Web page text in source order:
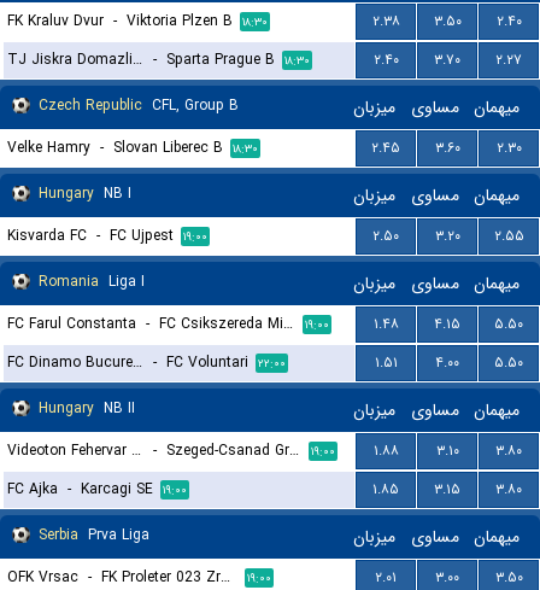
FK Kraluv Dvur - Viktoria Plzen B ۱۸:۳۰ ۲.۳۸ ۳.۵۰
۲.۴۰
TJ Jiskra Domazlice - Sparta Prague B ۱۸:۳۰ ۲.۴۰ ۳.۷۰
۲.۲۷
Czech Republic CFL, Group B میزبان مساوی میهمان
Velke Hamry - Slovan Liberec B ۱۸:۳۰ ۲.۴۵ ۳.۶۰
۲.۳۰
Hungary NB I میزبان مساوی میهمان
Kisvarda FC - FC Ujpest ۱۹:۰۰ ۲.۵۰ ۳.۲۰
۲.۵۵
Romania Liga I میزبان مساوی میهمان
FC Farul Constanta - FC Csikszereda Miercurea Ciuc ۱۹:۰۰ ۱.۴۸ ۴.۱۵
۵.۵۰
FC Dinamo Bucuresti - FC Voluntari ۲۲:۰۰ ۱.۵۱ ۴.۰۰
۵.۵۰
Hungary NB II میزبان مساوی میهمان
Videoton Fehervar FC - Szeged-Csanad Grosics ۱۹:۰۰ ۱.۸۸ ۳.۱۰
۳.۸۰
FC Ajka - Karcagi SE ۱۹:۰۰ ۱.۸۵ ۳.۱۵
۳.۸۰
Serbia Prva Liga میزبان مساوی میهمان
OFK Vrsac - FK Proleter 023 Zrenjanin ۱۹:۰۰ ۲.۰۱ ۳.۰۰
۳.۵۰